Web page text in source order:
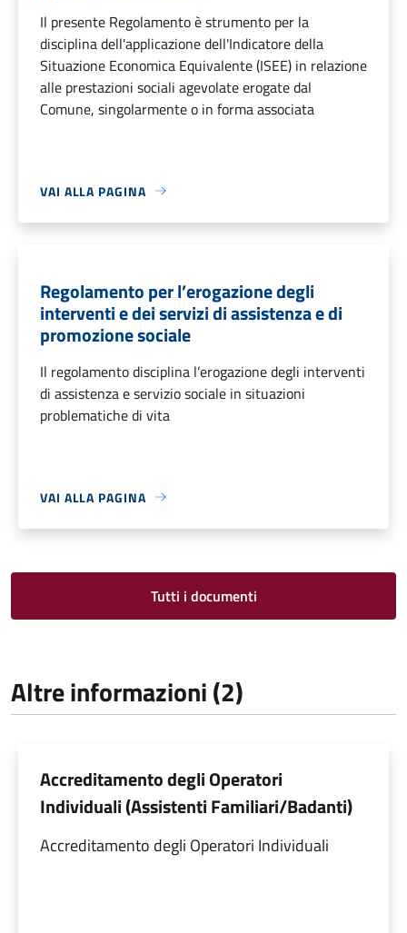
Il presente Regolamento è strumento per la
disciplina dell'applicazione dell'Indicatore della
Situazione Economica Equivalente (ISEE) in relazione
alle prestazioni sociali agevolate erogate dal
Comune, singolarmente o in forma associata
VAI ALLA PAGINA
Regolamento per l’erogazione degli
interventi e dei servizi di assistenza e di
promozione sociale
Il regolamento disciplina l’erogazione degli interventi
di assistenza e servizio sociale in situazioni
problematiche di vita
VAI ALLA PAGINA
Tutti i documenti
Altre informazioni (2)
Accreditamento degli Operatori
Individuali (Assistenti Familiari/Badanti)
Accreditamento degli Operatori Individuali